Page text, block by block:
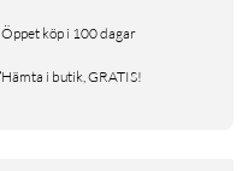
Öppet köp i 100 dagar
Hämta i butik, GRATIS!